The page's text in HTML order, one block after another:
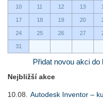
10 11 12 13
17 18 19 20
24 25 26 27
31
Přidat novou akci do
Nejbližší akce
10.08.
Autodesk Inventor –